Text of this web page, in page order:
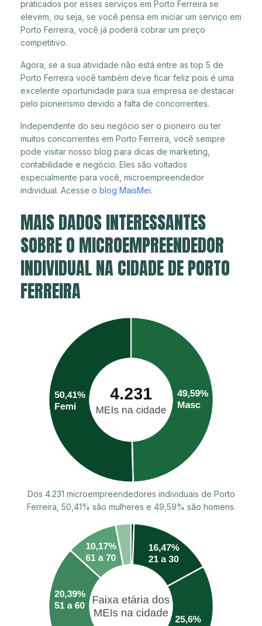
praticados por esses serviços em Porto Ferreira se
elevem, ou seja, se você pensa em iniciar um serviço em
Porto Ferreira, você já poderá cobrar um preço
competitivo.
Agora, se a sua atividade não está entre as top 5 de
Porto Ferreira você também deve ficar feliz pois é uma
excelente oportunidade para sua empresa se destacar
pelo pioneirismo devido a falta de concorrentes.
Independente do seu negócio ser o pioneiro ou ter
muitos concorrentes em Porto Ferreira, você sempre
pode visitar nosso blog para dicas de marketing,
contabilidade e negócio. Eles são voltados
especialmente para você, microempreendedor
individual. Acesse o blog MaisMei.
MAIS DADOS INTERESSANTES
SOBRE O MICROEMPREENDEDOR
INDIVIDUAL NA CIDADE DE PORTO
FERREIRA
Dos 4.231 microempreendedores individuais de Porto
Ferreira, 50,41% são mulheres e 49,59% são homens.